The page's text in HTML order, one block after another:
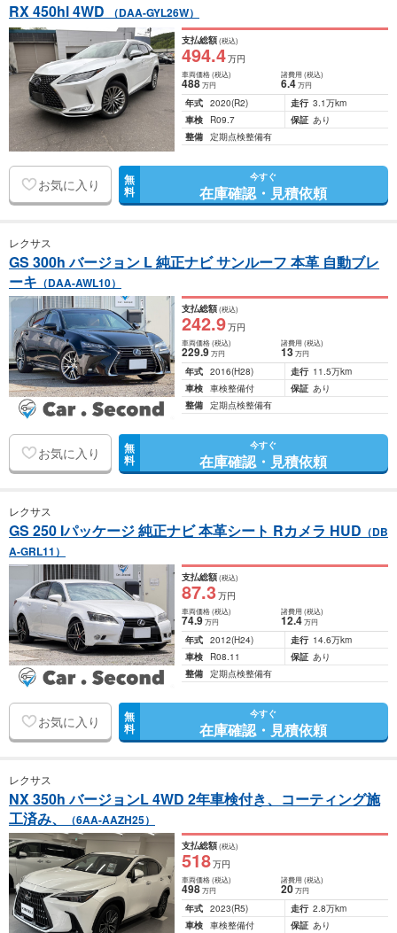
RX 450hl 4WD （DAA-GYL26W）
支払総額(税込)
494.4万円
車両価格(税込)
488万円
諸費用 (税込)
6.4 万円
年式 2020(R2) 走行 3.1万km
車検
R09.7 保証 あり
整備 定期点検整備有
お気に入り 無
料
今すぐ
在庫確認・見積依頼
レクサス
GS 300h バージョン L 純正ナビ サンルーフ 本革 自動ブレ
ーキ （DAA-AWL10）
支払総額(税込)
242.9万円
車両価格(税込)
229.9万円
諸費用 (税込)
13 万円
年式 2016(H28) 走行 11.5万km
車検 車検整備付 保証 あり
整備 定期点検整備有
お気に入り 無
料
今すぐ
在庫確認・見積依頼
レクサス
GS 250 Iパッケージ 純正ナビ 本革シート Rカメラ HUD （DB
A-GRL11）
支払総額(税込)
87.3万円
車両価格(税込)
74.9万円
諸費用 (税込)
12.4 万円
年式 2012(H24) 走行 14.6万km
車検
R08.11 保証 あり
整備 定期点検整備有
お気に入り 無
料
今すぐ
在庫確認・見積依頼
レクサス
NX 350h バージョンL 4WD 2年車検付き、コーティング施
工済み、
（6AA-AAZH25）
支払総額(税込)
518万円
車両価格(税込)
498万円
諸費用 (税込)
20 万円
年式 2023(R5) 走行 2.8万km
車検 車検整備付 保証 あり